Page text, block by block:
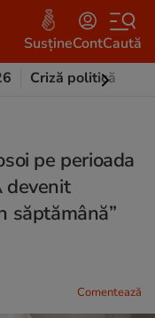
SusțineContCaută
Criză politică
pe perioada
devenit
săptămână”
Comentează